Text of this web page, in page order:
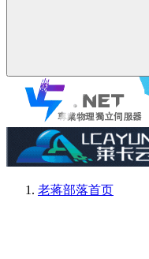
老蒋部落首页